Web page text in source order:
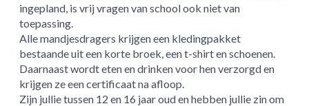
ingepland, is vrij vragen van school ook niet van
toepassing.
Alle mandjesdragers krijgen een kledingpakket
bestaande uit een korte broek, een t-shirt en schoenen.
Daarnaast wordt eten en drinken voor hen verzorgd en
krijgen ze een certificaat na afloop.
Zijn jullie tussen 12 en 16 jaar oud en hebben jullie zin om